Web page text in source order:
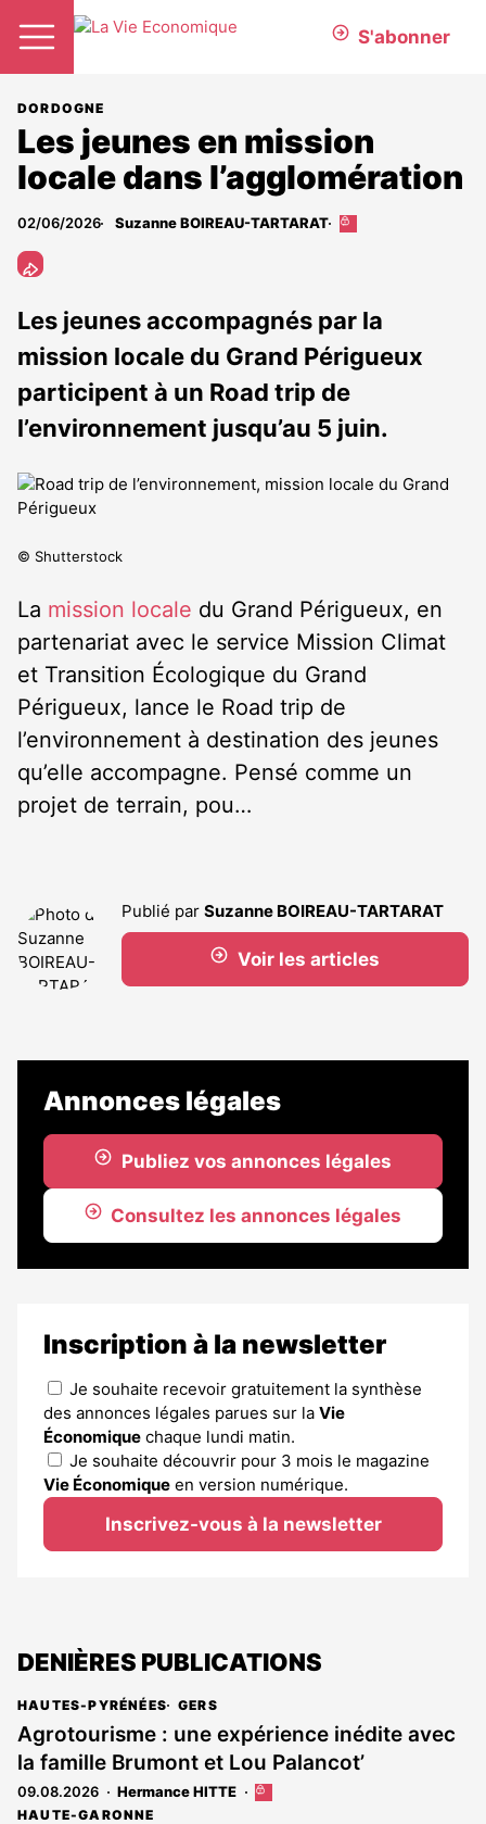
S'abonner
DORDOGNE
Les jeunes en mission
locale dans l’agglomération
02/06/2026 Suzanne BOIREAU-TARTARAT
Cet
abonnés
Les jeunes accompagnés par la
mission locale du Grand Périgueux
participent à un Road trip de
l’environnement jusqu’au 5 juin.
© Shutterstock
La mission locale du Grand Périgueux, en
partenariat avec le service Mission Climat
et Transition Écologique du Grand
Périgueux, lance le Road trip de
l’environnement à destination des jeunes
qu’elle accompagne. Pensé comme un
projet de terrain, pou…
Publié par Suzanne BOIREAU-TARTARAT
Voir les articles
Annonces légales
Publiez vos annonces légales
Consultez les annonces légales
Inscription à la newsletter
Je souhaite recevoir gratuitement la synthèse
des annonces légales parues sur la Vie
Économique chaque lundi matin.
Je souhaite découvrir pour 3 mois le magazine
Vie Économique en version numérique.
Inscrivez-vous à la newsletter
DENIÈRES PUBLICATIONS
HAUTES-PYRÉNÉES GERS
Agrotourisme : une expérience inédite avec
la famille Brumont et Lou Palancot’
09.08.2026 Hermance HITTE
Cet
HAUTE-GARONNE